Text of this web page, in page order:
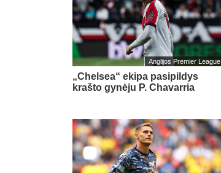
Anglijos Premier League
„Chelsea“ ekipa pasipildys
krašto gynėju P. Chavarria